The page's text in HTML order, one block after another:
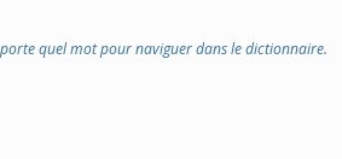
quel mot pour naviguer dans le dictionnaire.